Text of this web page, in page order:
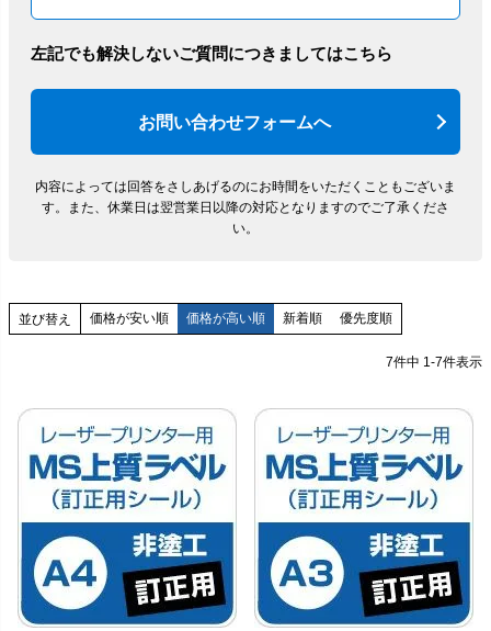
左記でも解決しないご質問につきましてはこちら
お問い合わせフォームへ
内容によっては回答をさしあげるのにお時間をいただくこともございま
す。
また、休業日は翌営業日以降の対応となりますのでご了承くださ
い。
並び替え 価格が安い順 価格が高い順 新着順 優先度順
7件中 1-7件表示